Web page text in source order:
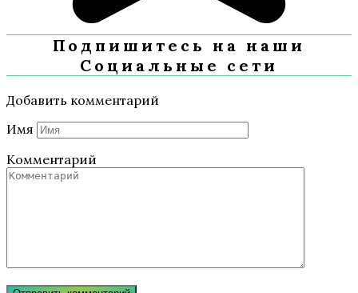
Подпишитесь на наши
Социальные сети
Добавить комментарий
Имя
Комментарий